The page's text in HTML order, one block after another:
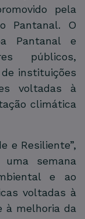
pela
Pantanal. O
Pantanal e
públicos,
instituições
voltadas à
climática
e Resiliente”,
semana
e ao
voltadas à
à melhoria da